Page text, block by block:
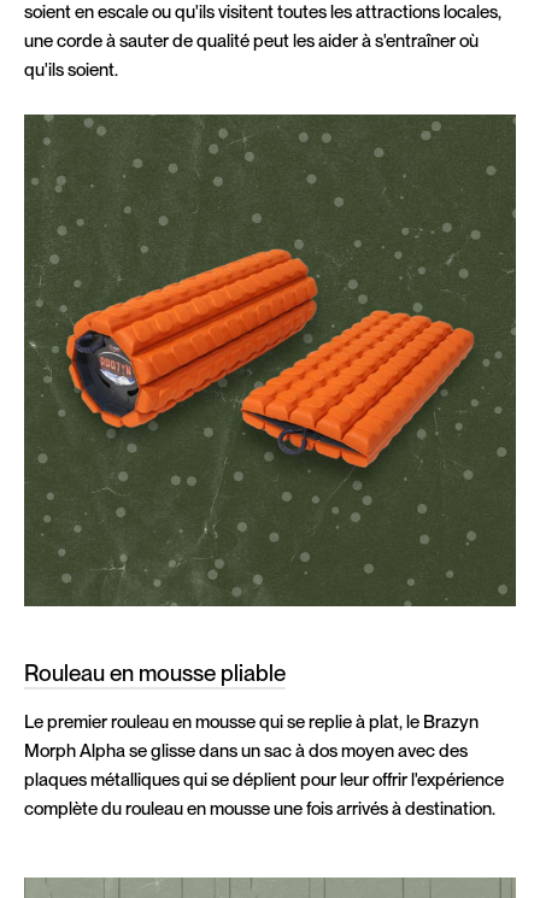
soient en escale ou qu'ils visitent toutes les attractions locales,
une corde à sauter de qualité peut les aider à s'entraîner où
qu'ils soient.
Rouleau en mousse pliable
Le premier rouleau en mousse qui se replie à plat, le Brazyn
Morph Alpha se glisse dans un sac à dos moyen avec des
plaques métalliques qui se déplient pour leur offrir l'expérience
complète du rouleau en mousse une fois arrivés à destination.